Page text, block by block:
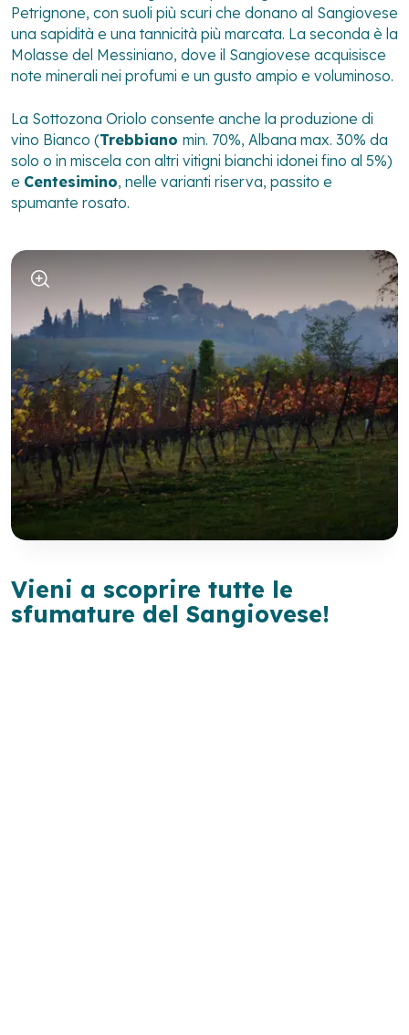
Petrignone, con suoli più scuri che donano al Sangiovese
una sapidità e una tannicità più marcata. La seconda è la
Molasse del Messiniano, dove il Sangiovese acquisisce
note minerali nei profumi e un gusto ampio e voluminoso.
La Sottozona Oriolo consente anche la produzione di
vino Bianco (Trebbiano min. 70%, Albana max. 30% da
solo o in miscela con altri vitigni bianchi idonei fino al 5%)
e Centesimino, nelle varianti riserva, passito e
spumante rosato.
Vieni a scoprire tutte le
sfumature del Sangiovese!